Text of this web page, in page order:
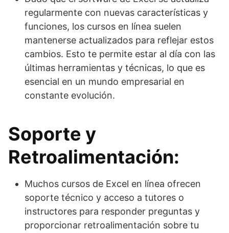
regularmente con nuevas características y
funciones, los cursos en línea suelen
mantenerse actualizados para reflejar estos
cambios. Esto te permite estar al día con las
últimas herramientas y técnicas, lo que es
esencial en un mundo empresarial en
constante evolución.
Soporte y
Retroalimentación:
Muchos cursos de Excel en línea ofrecen
soporte técnico y acceso a tutores o
instructores para responder preguntas y
proporcionar retroalimentación sobre tu